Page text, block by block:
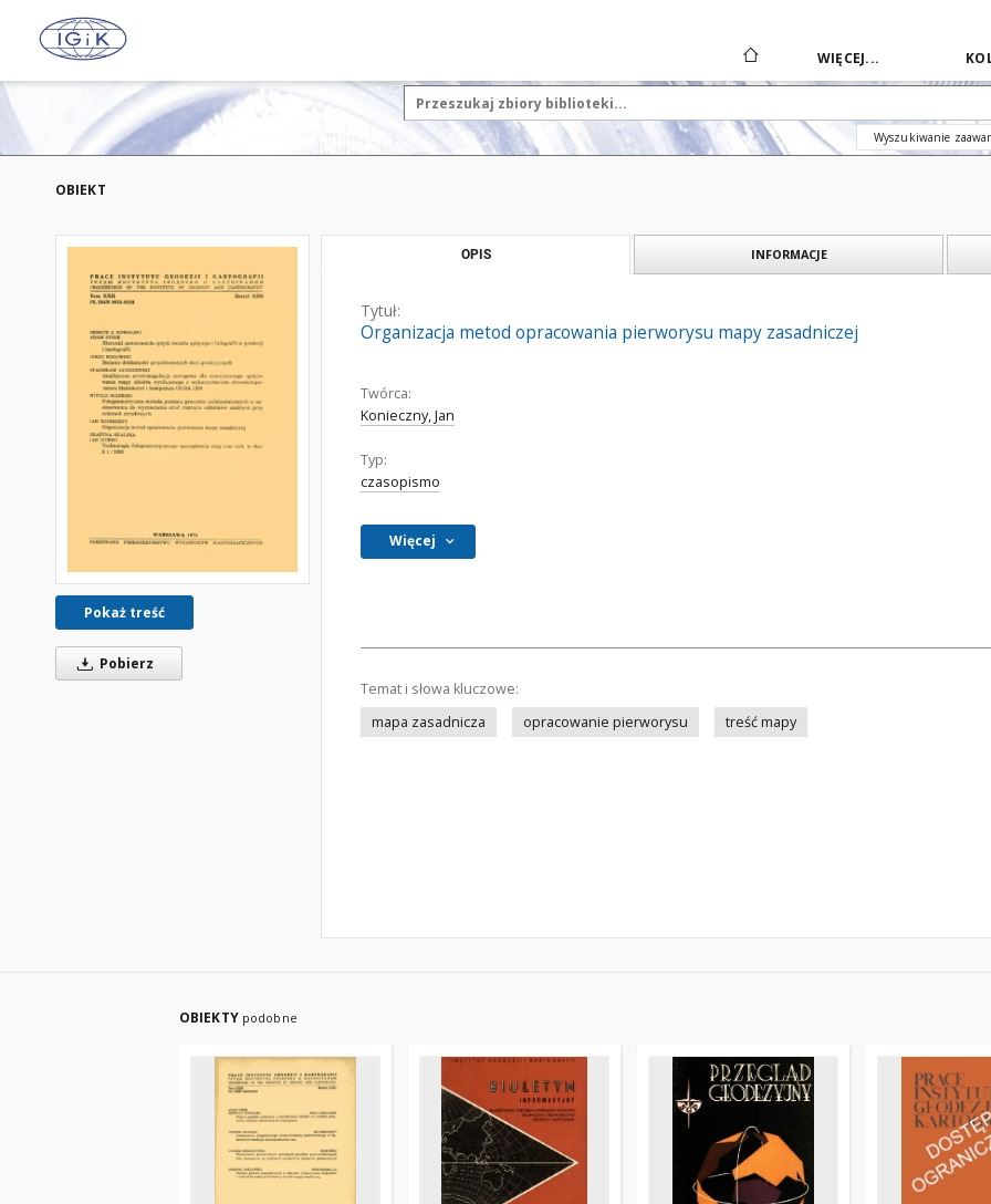
WIĘCEJ...
Wyszukiwanie
OBIEKT
Pokaż treść
Pobierz
OPIS INFORMACJE
Tytuł:
Organizacja metod opracowania pierworysu mapy zasadniczej
Twórca:
Konieczny, Jan
Typ:
czasopismo
Więcej
Temat i słowa kluczowe:
mapa zasadnicza
opracowanie pierworysu treść mapy
OBIEKTY podobne